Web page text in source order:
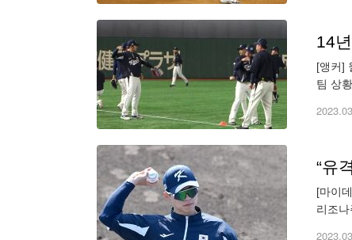
14
[앵커]
팀 상
“유
[마이
리조